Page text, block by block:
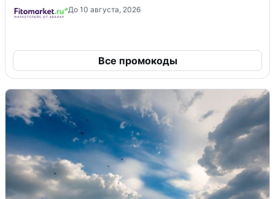
До 10 августа, 2026
Все промокоды